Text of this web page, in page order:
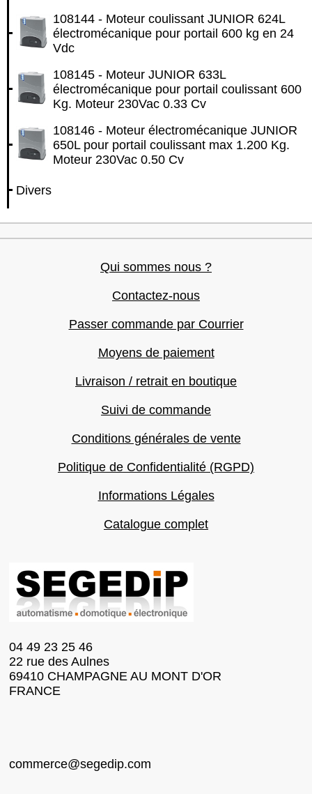
108144 - Moteur coulissant JUNIOR 624L
électromécanique pour portail 600 kg en 24
Vdc
108145 - Moteur JUNIOR 633L
électromécanique pour portail coulissant 600
Kg. Moteur 230Vac 0.33 Cv
108146 - Moteur électromécanique JUNIOR
650L pour portail coulissant max 1.200 Kg.
Moteur 230Vac 0.50 Cv
Divers
Qui sommes nous ?
Contactez-nous
Passer commande par Courrier
Moyens de paiement
Livraison / retrait en boutique
Suivi de commande
Conditions générales de vente
Politique de Confidentialité (RGPD)
Informations Légales
Catalogue complet
04 49 23 25 46
22 rue des Aulnes
69410 CHAMPAGNE AU MONT D'OR
FRANCE
commerce@segedip.com